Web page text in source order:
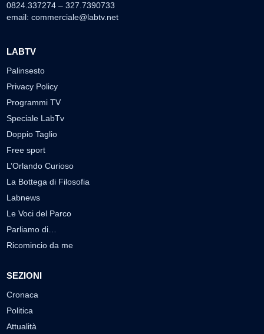
0824.337274 – 327.7390733
email: commerciale@labtv.net
LABTV
Palinsesto
Privacy Policy
Programmi TV
Speciale LabTv
Doppio Taglio
Free sport
L’Orlando Curioso
La Bottega di Filosofia
Labnews
Le Voci del Parco
Parliamo di…
Ricomincio da me
SEZIONI
Cronaca
Politica
Attualità